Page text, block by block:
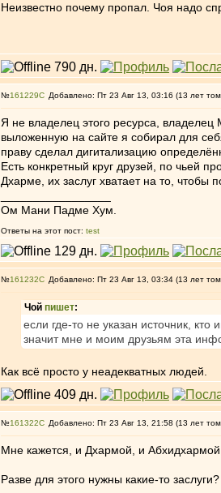
Неизвестно почему пропал. Чоя надо
№161229 Добавлено: Пт 23 Авг 13, 03:16 (13 лет
Я не владелец этого ресурса,
выложенную на сайте я собирал для
праву сделал дигитализацию
Есть конкретный круг друзей, по чьей
Дхарме, их заслуг хватает на то,
Ом Мани Падме Хум.
Ответы на этот пост: test
№161232 Добавлено: Пт 23 Авг 13, 03:34 (13 лет
Чой пишет:
если где-то не указан источник,
значит мне и моим друзьям эта
Как всё просто у неадекватных людей.
№161322 Добавлено: Пт 23 Авг 13, 21:58 (13 лет
Мне кажется, и Дхармой, и
Разве для этого нужны какие-то заслуги?